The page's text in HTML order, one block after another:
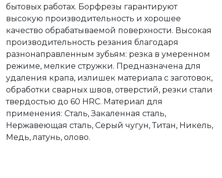
бытовых работах. Борфрезы гарантируют
высокую производительность и хорошее
качество обрабатываемой поверхности. Высокая
производительность резания благодаря
разнонаправленным зубьям: резка в умеренном
режиме, мелкие стружки. Предназначена для
удаления крапа, излишек материала с заготовок,
обработки сварных швов, отверстий, резки стали
твердостью до 60 HRC. Материал для
применения: Сталь, Закаленная сталь,
Нержавеющая сталь, Серый чугун, Титан, Никель,
Медь, латунь, олово.